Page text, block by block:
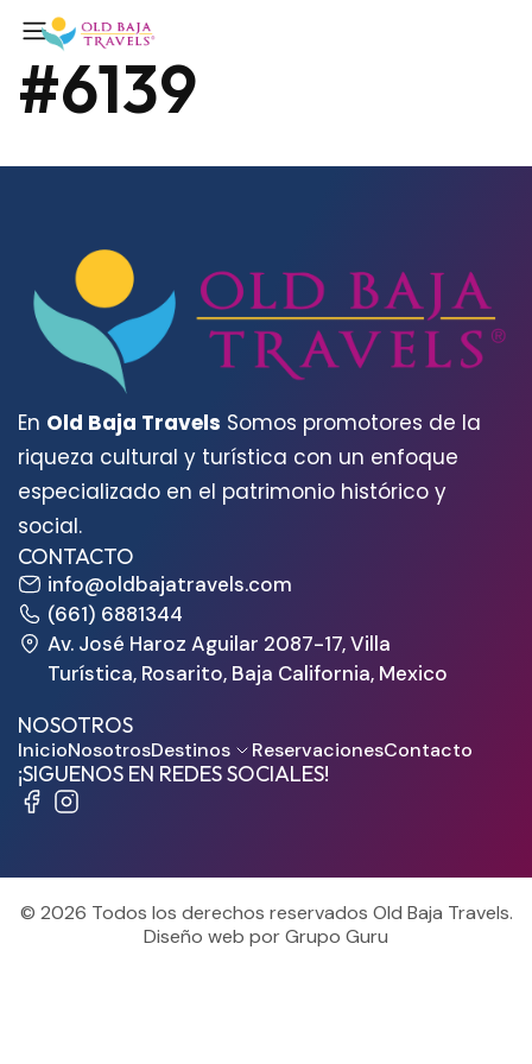
#6139
En Old Baja Travels Somos promotores de la
riqueza cultural y turística con un enfoque
especializado en el patrimonio histórico y
social.
CONTACTO
info@oldbajatravels.com
(661) 6881344
Av. José Haroz Aguilar 2087-17, Villa
Turística, Rosarito, Baja California, Mexico
NOSOTROS
InicioNosotrosDestinos ReservacionesContacto
¡SIGUENOS EN REDES SOCIALES!
© 2026 Todos los derechos reservados Old Baja Travels.
Diseño web por Grupo Guru